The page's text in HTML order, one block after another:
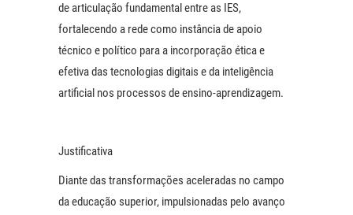
de articulação fundamental entre as IES,
fortalecendo a rede como instância de apoio
técnico e político para a incorporação ética e
efetiva das tecnologias digitais e da inteligência
artificial nos processos de ensino-aprendizagem.
Justificativa
Diante das transformações aceleradas no campo
da educação superior, impulsionadas pelo avanço